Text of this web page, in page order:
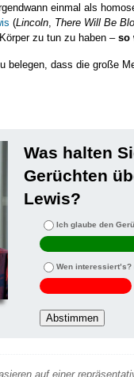
einmal als
(Lincoln There Will Be
zu tun zu haben – so
belegen, dass die große
Was halten
Gerüchten
Lewis?
Ich glaube den
Wen interessiert’s?
auf einer